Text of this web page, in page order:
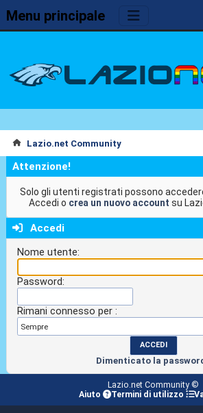
Menu principale
Lazio.net Community
Attenzione!
Solo gli utenti registrati possono
Accedi o crea un nuovo account su
Accedi
Nome utente:
Password:
Rimani connesso per :
Dimenticato la
Lazio.net Community ©
Aiuto
Termini di utilizzo